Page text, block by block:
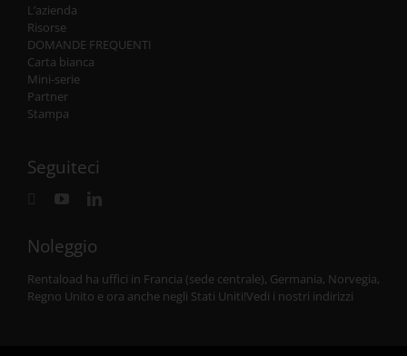
L’azienda
Risorse
DOMANDE FREQUENTI
Carta bianca
Mini-serie
Partner
Stampa
Seguiteci
Noleggio
Rentaload ha uffici in Francia (sede centrale), Germania, Norvegia,
Regno Unito e ora anche negli Stati Uniti!Vedi i nostri indirizzi